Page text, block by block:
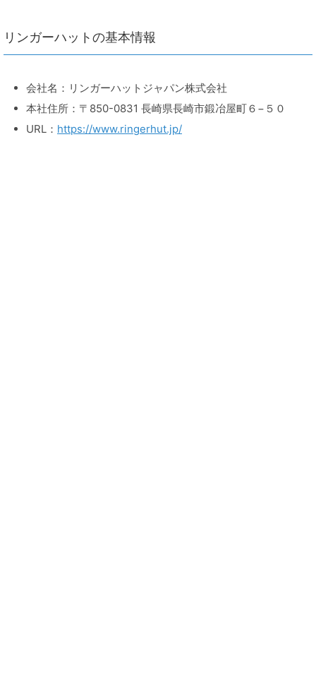
リンガーハットの基本情報
会社名：リンガーハットジャパン株式会社
本社住所：〒850-0831 長崎県長崎市鍛冶屋町６−５０
URL： https://www.ringerhut.jp/